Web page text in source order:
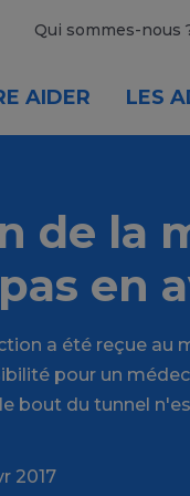
Qui sommes-nous
AIDER LES
de la
en
a été reçue au
pour un
bout du tunnel
2017